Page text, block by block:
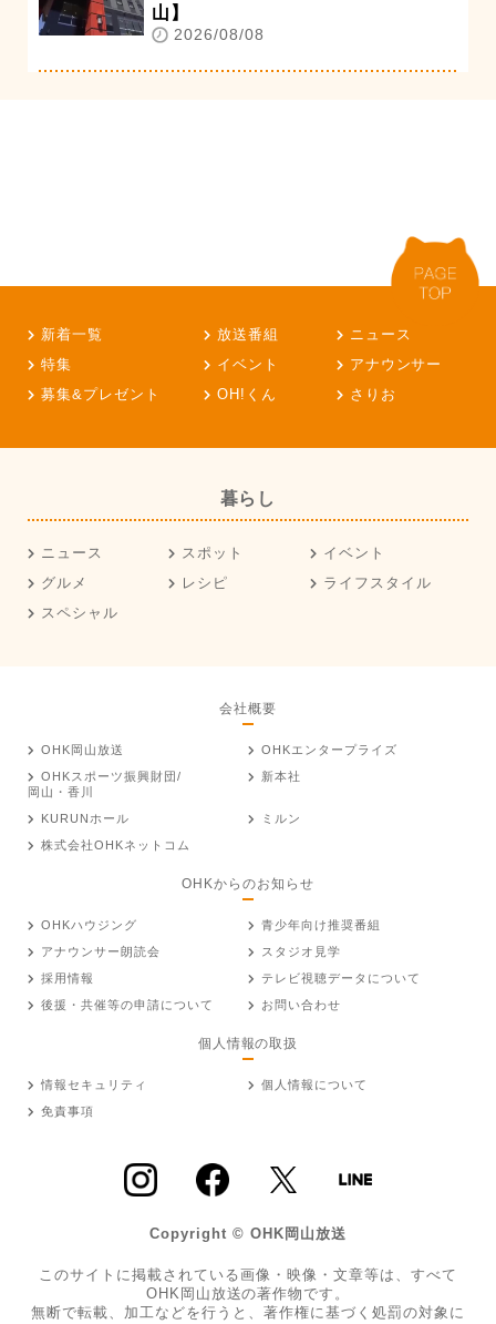
山】
2026/08/08
新着一覧 放送番組
ニュース
特集
イベント
アナウンサー
募集&プレゼント
OH!くん さりお
暮らし
ニュース スポット
イベント
グルメ
レシピ
ライフスタイル
スペシャル
会社概要
OHK岡山放送
OHKエンタープライズ
OHKスポーツ振興財団/
岡山・香川
新本社
KURUNホール
ミルン
株式会社OHKネットコム
OHKからのお知らせ
OHKハウジング
青少年向け推奨番組
アナウンサー朗読会
スタジオ見学
採用情報
テレビ視聴データについて
後援・共催等の申請について
お問い合わせ
個人情報の取扱
情報セキュリティ
個人情報について
免責事項
Copyright © OHK岡山放送
このサイトに掲載されている画像・映像・文章等は、すべて
OHK岡山放送の著作物です。
無断で転載、加工などを行うと、著作権に基づく処罰の対象に